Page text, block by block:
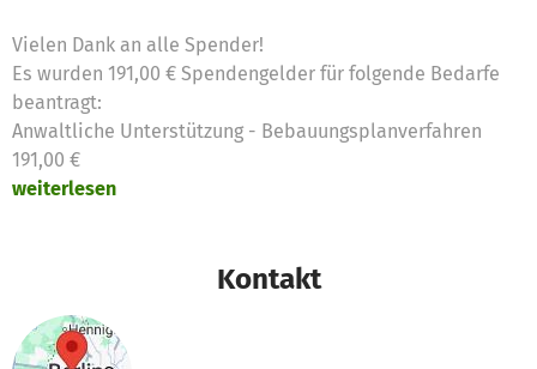
Vielen Dank an alle Spender!
Es wurden 191,00 € Spendengelder für folgende Bedarfe
beantragt:
Anwaltliche Unterstützung - Bebauungsplanverfahren
191,00 €
weiterlesen
Kontakt